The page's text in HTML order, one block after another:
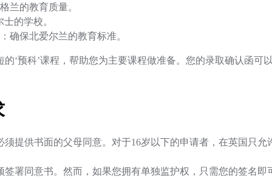
兰的教育质量。
的学校。
：确保北爱尔兰的教育标准。
‘预科’课程，帮助您为主要课程做准备。您的录取确认函可
须提供书面的父母同意。对于16岁以下的申请者，在英国只允
签署同意书。然而，如果您拥有单独监护权，只需您的签名